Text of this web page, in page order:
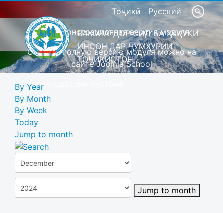
Тоҷикӣ Русский
Это демонстрационная версия модуля
Скачать полную версию модуля можно на
сайте Joomla School
Барои шахсони сустбин
ВАКОЛАТДОР ОИД БА ҲУҚУҚИ
ИНСОН ДАР ҶУМҲУРИИ
ТОҶИКИСТОН
By Year
By Month
By Week
Today
Jump to month
Jump to month